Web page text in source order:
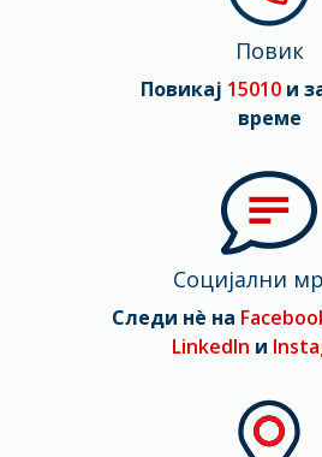
Повик
Повикај 15010 и
време
Социјални
Следи нè на
LinkedIn и